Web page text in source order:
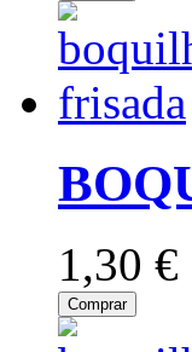
1,30 €
Comprar